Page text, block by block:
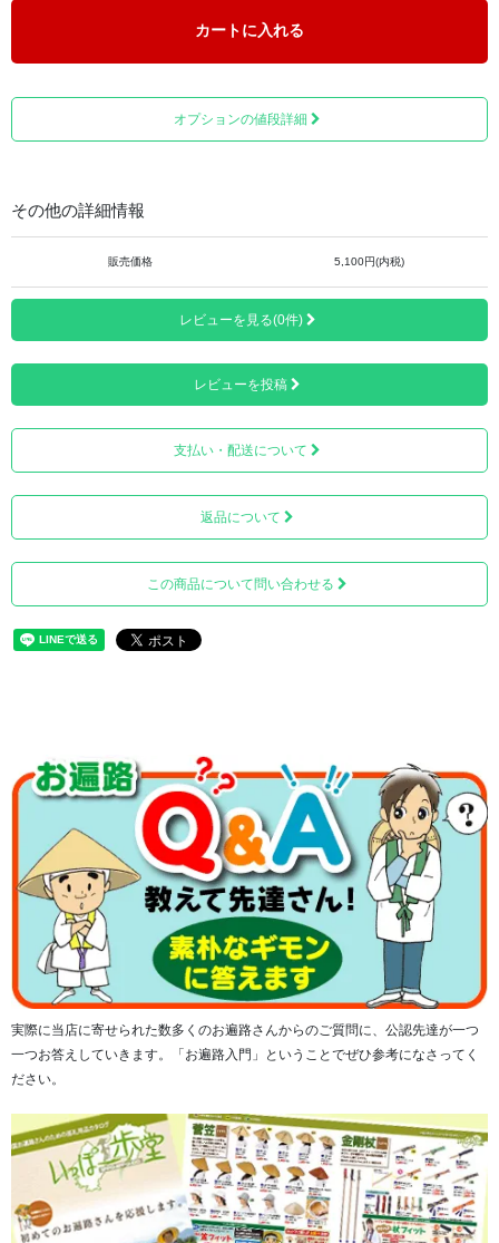
■金茶 金糸入り
■茶 金糸入り
■紫 金糸入り
カートに入れる
オプションの値段詳細
その他の詳細情報
販売価格 5,100円(内税)
レビューを見る(0件)
レビューを投稿
支払い・配送について
返品について
この商品について問い合わせる
実際に当店に寄せられた数多くのお遍路さんからのご質問に、公認先達が一つ
一つお答えしていきます。「お遍路入門」ということでぜひ参考になさってく
ださい。